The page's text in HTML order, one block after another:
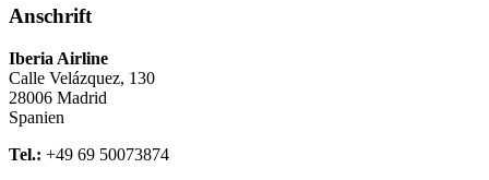
Anschrift
Iberia Airline
Calle Velázquez, 130
28006 Madrid
Spanien
Tel.: +49 69 50073874